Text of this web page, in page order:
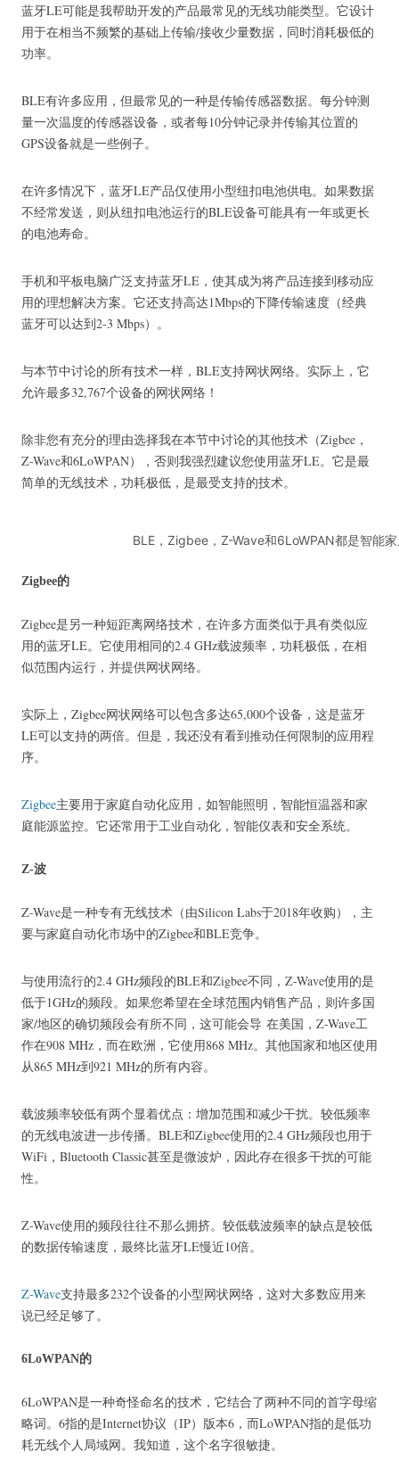
蓝牙LE可能是我帮助开发的产品最常见的无线功能类型。 它设计
用于在相当不频繁的基础上传输/接收少量数据，同时消耗极低的
功率。
BLE有许多应用，但最常见的一种是传输传感器数据。 每分钟测
量一次温度的传感器设备，或者每10分钟记录并传输其位置的
GPS设备就是一些例子。
在许多情况下，蓝牙LE产品仅使用小型纽扣电池供电。 如果数据
不经常发送，则从纽扣电池运行的BLE设备可能具有一年或更长
的电池寿命。
手机和平板电脑广泛支持蓝牙LE，使其成为将产品连接到移动应
用的理想解决方案。 它还支持高达1Mbps的下降传输速度（经典
蓝牙可以达到2-3 Mbps）。
与本节中讨论的所有技术一样，BLE支持网状网络。 实际上，它
允许最多32,767个设备的网状网络！
除非您有充分的理由选择我在本节中讨论的其他技术（Zigbee，
Z-Wave和6LoWPAN），否则我强烈建议您使用蓝牙LE。 它是最
简单的无线技术，功耗极低，是最受支持的技术。
BLE，Zigbee，Z-Wave和6LoWPAN都是智能
Zigbee的
Zigbee是另一种短距离网络技术，在许多方面类似于具有类似应
用的蓝牙LE。 它使用相同的2.4 GHz载波频率，功耗极低，在相
似范围内运行，并提供网状网络。
实际上，Zigbee网状网络可以包含多达65,000个设备，这是蓝牙
LE可以支持的两倍。 但是，我还没有看到推动任何限制的应用程
序。
Zigbee主要用于家庭自动化应用，如智能照明，智能恒温器和家
庭能源监控。 它还常用于工业自动化，智能仪表和安全系统。
Z-波
Z-Wave是一种专有无线技术（由Silicon Labs于2018年收购），主
要与家庭自动化市场中的Zigbee和BLE竞争。
与使用流行的2.4 GHz频段的BLE和Zigbee不同，Z-Wave使用的是
低于1GHz的频段。 如果您希望在全球范围内销售产品，则许多国
家/地区的确切频段会有所不同，这可能会导 在美国，Z-Wave工
作在908 MHz，而在欧洲，它使用868 MHz。 其他国家和地区使用
从865 MHz到921 MHz的所有内容。
载波频率较低有两个显着优点：增加范围和减少干扰。 较低频率
的无线电波进一步传播。 BLE和Zigbee使用的2.4 GHz频段也用于
WiFi，Bluetooth Classic甚至是微波炉，因此存在很多干扰的可能
性。
Z-Wave使用的频段往往不那么拥挤。 较低载波频率的缺点是较低
的数据传输速度，最终比蓝牙LE慢近10倍。
Z-Wave支持最多232个设备的小型网状网络，这对大多数应用来
说已经足够了。
6LoWPAN的
6LoWPAN是一种奇怪命名的技术，它结合了两种不同的首字母缩
略词。 6指的是Internet协议（IP）版本6，而LoWPAN指的是低功
耗无线个人局域网。 我知道，这个名字很敏捷。